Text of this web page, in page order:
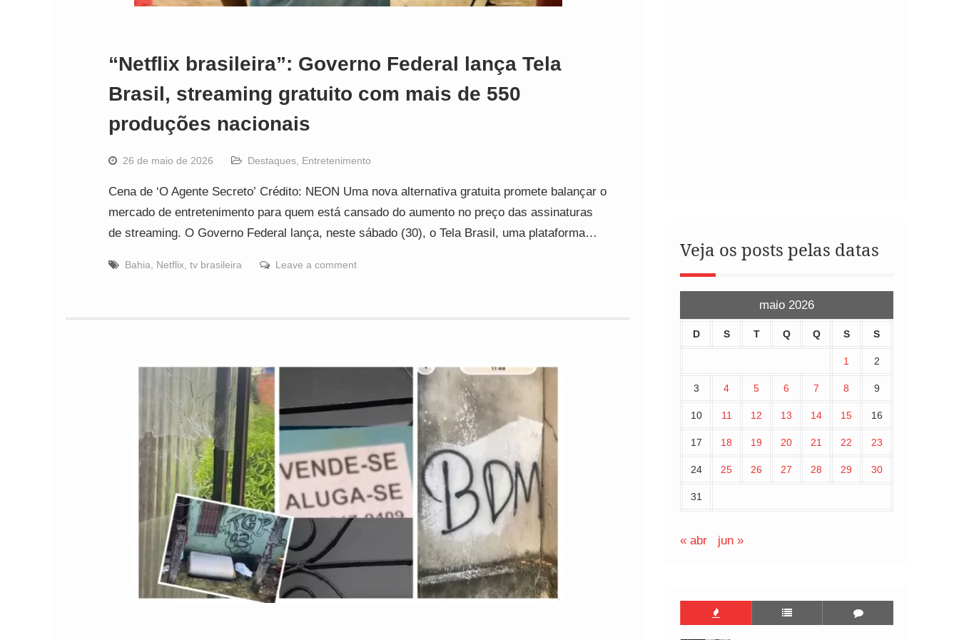
“Netflix brasileira”: Governo Federal lança Tela
Brasil, streaming gratuito com mais de 550
produções nacionais
26 de maio de 2026 Destaques Entretenimento
Cena de ‘O Agente Secreto’ Crédito: NEON Uma nova alternativa gratuita promete balançar o
mercado de entretenimento para quem está cansado do aumento no preço das assinaturas
de streaming. O Governo Federal lança, neste sábado (30), o Tela Brasil, uma plataforma…
Bahia Netflix tv brasileira Leave a comment
Veja os posts pelas datas
maio 2026
D S T Q Q S S
1 2
3 4 5 6 7 8 9
10 11 12 13 14 15 16
17 18 19 20 21 22 23
24 25 26 27 28 29 30
31
« abr jun »